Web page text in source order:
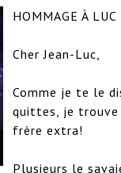
HOMMAGE À LUC
Cher Jean-Luc,
Comme je te le
quittes, je trouve
frère extra!
Plusieurs le